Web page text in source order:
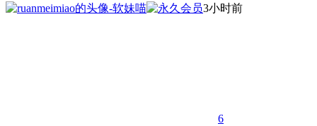
3小时前
6